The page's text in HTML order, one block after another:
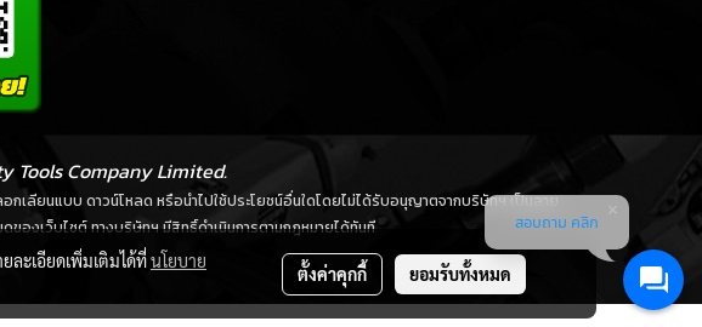
Tools Company Limited.
ลียนแบบ ดาวน์โหลด หรือนำไปใช้ประโยชน์อื่นใดโดยไม่ได้รับอนุญาตจากบริษัทฯ เป็นลาย
องเว็บไซต์ ทางบริษัทฯ มีสิทธิ์ดำเนินการตามกฎหมายได้ทันที
ละเอียดเพิ่มเติมได้ที่นโยบาย
ตั้งค่าคุกกี้ ยอมรับทั้งหมด
สอบถาม คลิก